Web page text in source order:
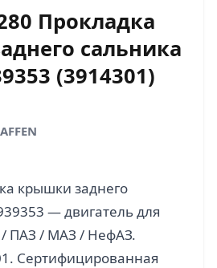
Прокладка
сальника
(3914301)
крышки заднего
— двигатель для
/ ПАЗ / МАЗ / НефАЗ.
Сертифицированная